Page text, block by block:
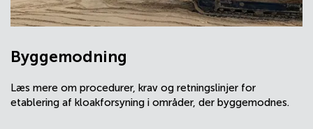
Byggemodning
Læs mere om procedurer, krav og retningslinjer for
etablering af kloakforsyning i områder, der byggemodnes.